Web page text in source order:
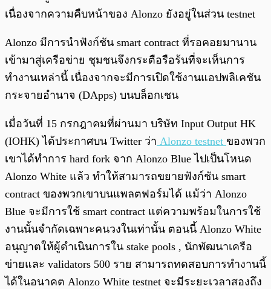
เนื่องจากความคืบหน้าของ Alonzo ยังอยู่ในส่วน testnet
Alonzo มีการนำฟังก์ชัน smart contract ที่รอคอยมานาน
เข้ามาสู่เครือข่าย ชุมชนจึงกระตือรือร้นที่จะเห็นการ
ทำงานเหล่านี้ เนื่องจากจะมีการเปิดใช้งานแอปพลิเคชัน
กระจายอำนาจ (DApps) บนบล็อกเชน
เมื่อวันที่ 15 กรกฎาคมที่ผ่านมา บริษัท Input Output HK
(IOHK) ได้ประกาศบน Twitter ว่า Alonzo testnet ของพวก
เขาได้ทำการ hard fork จาก Alonzo Blue ไปเป็นโหนด
Alonzo White แล้ว ทำให้สามารถขยายฟังก์ชัน smart
contract ของพวกเขาบนแพลตฟอร์มได้ แม้ว่า Alonzo
Blue จะมีการใช้ smart contract แต่ความพร้อมในการใช้
งานนั้นจำกัดเฉพาะคนวงในเท่านั้น ตอนนี้ Alonzo White
อนุญาตให้ผู้ดำเนินการใน stake pools , นักพัฒนาเครือ
ข่ายและ validators 500 ราย สามารถทดสอบการทำงานนี้
ได้ในอนาคต Alonzo White testnet จะมีระยะเวลาสองถึง